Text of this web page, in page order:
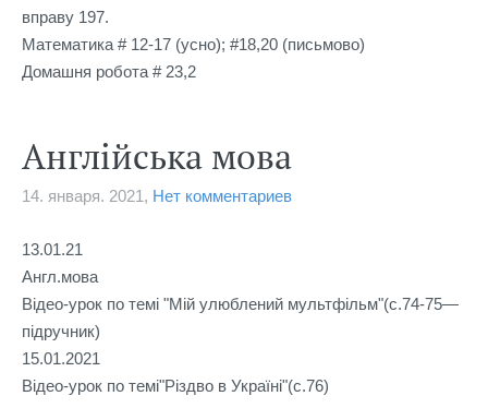
вправу 197.
Математика # 12-17 (усно); #18,20 (письмово)
Домашня робота # 23,2
Англійська мова
14. января. 2021, Нет комментариев
13.01.21
Англ.мова
Відео-урок по темі "Мій улюблений мультфільм"(с.74-75—
підручник)
15.01.2021
Відео-урок по темі"Різдво в Україні"(с.76)